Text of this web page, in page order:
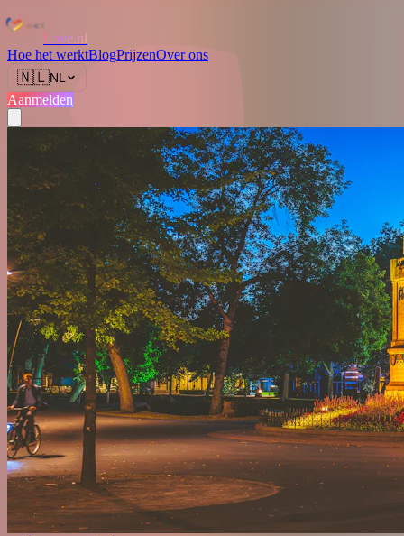
Love.nl
Hoe het werktBlogPrijzenOver ons
🇳🇱NL
Aanmelden